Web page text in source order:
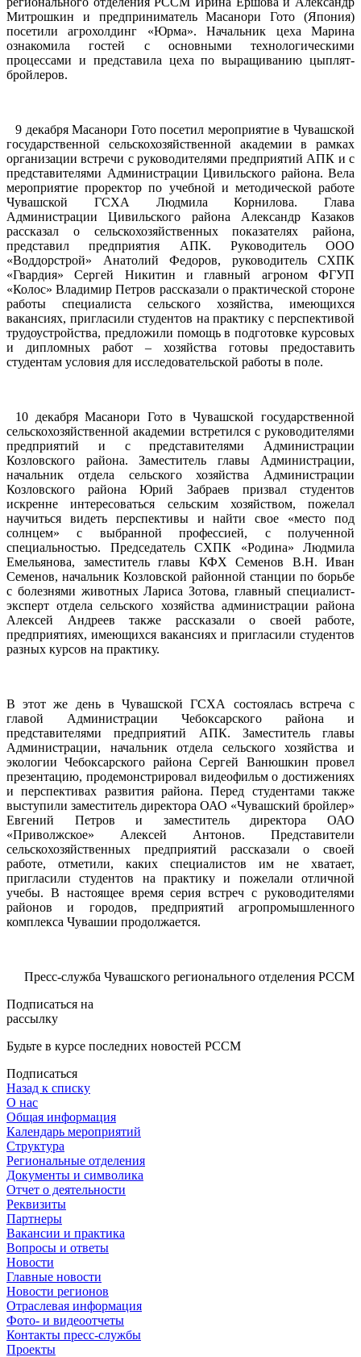
Митрошкин и предприниматель Масанори Гото (Япония)
посетили агрохолдинг «Юрма». Начальник цеха Марина
ознакомила гостей с основными технологическими
процессами и представила цеха по выращиванию цыплят-
бройлеров.
9 декабря Масанори Гото посетил мероприятие в Чувашской
государственной сельскохозяйственной академии в рамках
организации встречи с руководителями предприятий АПК и с
представителями Администрации Цивильского района. Вела
мероприятие проректор по учебной и методической работе
Чувашской ГСХА Людмила Корнилова. Глава
Администрации Цивильского района Александр Казаков
рассказал о сельскохозяйственных показателях района,
представил предприятия АПК. Руководитель ООО
«Воддорстрой» Анатолий Федоров, руководитель СХПК
«Гвардия» Сергей Никитин и главный агроном ФГУП
«Колос» Владимир Петров рассказали о практической стороне
работы специалиста сельского хозяйства, имеющихся
вакансиях, пригласили студентов на практику с перспективой
трудоустройства, предложили помощь в подготовке курсовых
и дипломных работ – хозяйства готовы предоставить
студентам условия для исследовательской работы в поле.
10 декабря Масанори Гото в Чувашской государственной
сельскохозяйственной академии встретился с руководителями
предприятий и с представителями Администрации
Козловского района. Заместитель главы Администрации,
начальник отдела сельского хозяйства Администрации
Козловского района Юрий Забраев призвал студентов
искренне интересоваться сельским хозяйством, пожелал
научиться видеть перспективы и найти свое «место под
солнцем» с выбранной профессией, с полученной
специальностью. Председатель СХПК «Родина» Людмила
Емельянова, заместитель главы КФХ Семенов В.Н. Иван
Семенов, начальник Козловской районной станции по борьбе
с болезнями животных Лариса Зотова, главный специалист-
эксперт отдела сельского хозяйства администрации района
Алексей Андреев также рассказали о своей работе,
предприятиях, имеющихся вакансиях и пригласили студентов
разных курсов на практику.
В этот же день в Чувашской ГСХА состоялась встреча с
главой Администрации Чебоксарского района и
представителями предприятий АПК. Заместитель главы
Администрации, начальник отдела сельского хозяйства и
экологии Чебоксарского района Сергей Ванюшкин провел
презентацию, продемонстрировал видеофильм о достижениях
и перспективах развития района. Перед студентами также
выступили заместитель директора ОАО «Чувашский бройлер»
Евгений Петров и заместитель директора ОАО
«Приволжское» Алексей Антонов. Представители
сельскохозяйственных предприятий рассказали о своей
работе, отметили, каких специалистов им не хватает,
пригласили студентов на практику и пожелали отличной
учебы. В настоящее время серия встреч с руководителями
районов и городов, предприятий агропромышленного
комплекса Чувашии продолжается.
Пресс-служба Чувашского регионального отделения РССМ
Подписаться на
рассылку
Будьте в курсе последних новостей РССМ
Подписаться
Назад к списку
О нас
Общая информация
Календарь мероприятий
Структура
Региональные отделения
Документы и символика
Отчет о деятельности
Реквизиты
Партнеры
Вакансии и практика
Вопросы и ответы
Новости
Главные новости
Новости регионов
Отраслевая информация
Фото- и видеоотчеты
Контакты пресс-службы
Проекты